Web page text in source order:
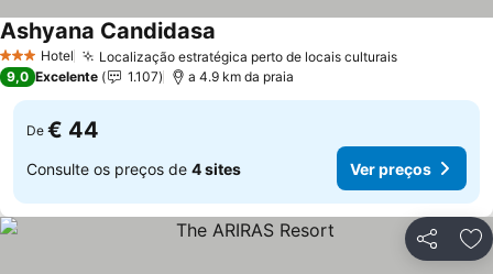
3 EstrelasHotel Localização estratégica perto de locais culturais
Ashyana Candidasa
9,0 Excelente 1.107 a 4.9 km da praia
De € 44
Consulte os preços de 4 sites Ver preços
Partilhar